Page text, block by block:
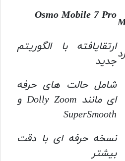
Osmo Mobile 7 Pro
ارتقایافته با الگوریتم
جدید
شامل حالت های حرفه
ای مانند Dolly Zoom و
SuperSmooth
نسخه حرفه ای با دقت
بیشتر